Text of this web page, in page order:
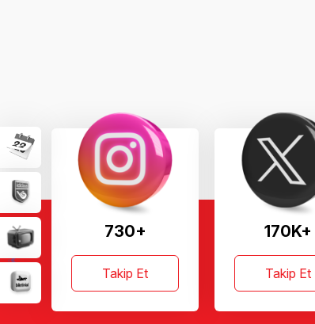
730+
Takip Et
170K+
Takip Et